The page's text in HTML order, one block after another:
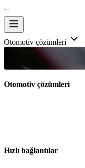
Otomotiv çözümleri
Otomotiv çözümleri
Hızlı bağlantılar